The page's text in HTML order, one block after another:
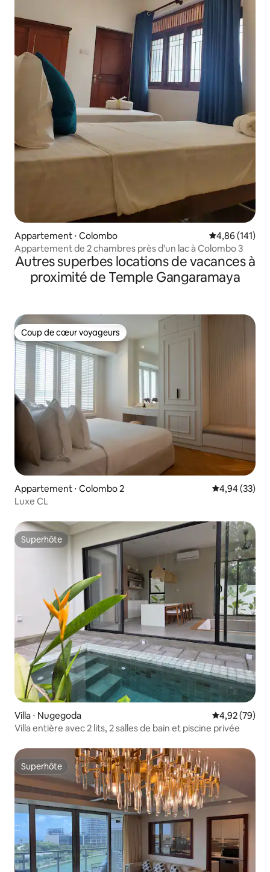
Appartement ⋅ Colombo Évaluation
4,86 (141)
Appartement de 2 chambres près d'un lac à Colombo 3
Autres superbes locations de vacances à
proximité de Temple Gangaramaya
Coup de cœur voyageurs
Coup de cœur voyageurs
Appartement ⋅ Colombo 2 Évaluation
4,94 (33)
Luxe CL
Superhôte
Superhôte
Villa ⋅ Nugegoda Évaluation
4,92 (79)
Villa entière avec 2 lits, 2 salles de bain et piscine privée
Superhôte
Superhôte